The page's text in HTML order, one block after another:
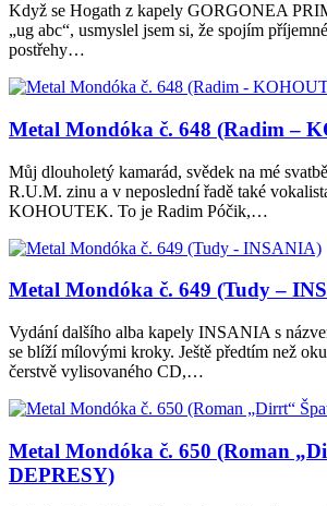
Když se Hogath z kapely GORGONEA
„ug abc“, usmyslel jsem si, že spojím
postřehy…
Metal Mondóka č. 648 (Radim –
Můj dlouholetý kamarád, svědek na mé
R.U.M. zinu a v neposlední řadě také
KOHOUTEK. To je Radim Póčik,…
Metal Mondóka č. 649 (Tudy –
Vydání dalšího alba kapely INSANIA s
se blíží mílovými kroky. Ještě předtím než
čerstvě vylisovaného CD,…
Metal Mondóka č. 650 (Roman
DEPRESY)